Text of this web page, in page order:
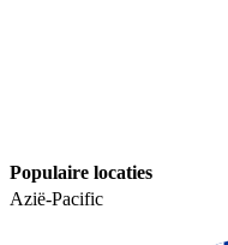
Populaire locaties​​
Azië-Pacific​​